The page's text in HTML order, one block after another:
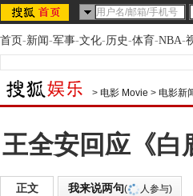
首页-新闻-军事-文化-历史-体育-NBA-
> 电影 Movie > 电影新
王全安回应《白
正文 我来说两句( 人参与)